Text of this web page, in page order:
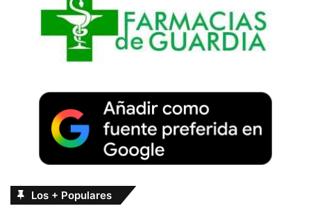
Los + Populares